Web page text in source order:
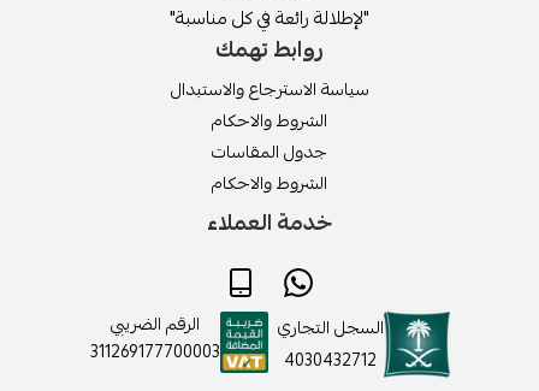
"لإطلالة رائعة في كل مناسبة"
روابط تهمك
سياسة الاسترجاع والاستبدال
الشروط والاحكام
جدول المقاسات
الشروط والاحكام
خدمة العملاء
السجل التجاري
4030432712
الرقم الضريبي
311269177700003